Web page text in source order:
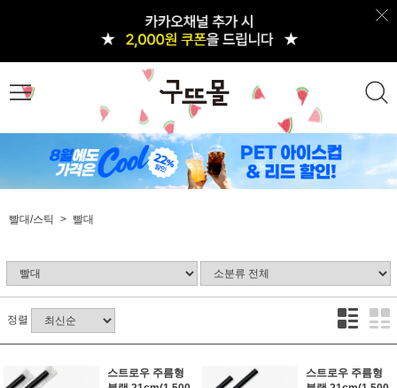
빨대/스틱 빨대
정렬
스트로우 주름형
스트로우 주름형